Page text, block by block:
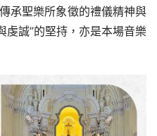
承聖樂所象徵的禮儀精神與
虔誠”的堅持，亦是本場音樂